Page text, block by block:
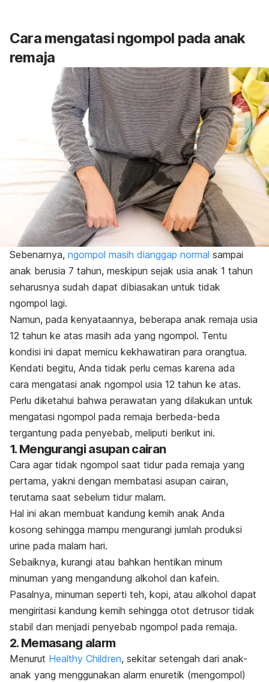
Cara mengatasi ngompol pada anak
remaja
Sebenarnya, ngompol masih dianggap normal sampai
anak berusia 7 tahun, meskipun sejak usia anak 1 tahun
seharusnya sudah dapat dibiasakan untuk tidak
ngompol lagi.
Namun, pada kenyataannya, beberapa anak remaja usia
12 tahun ke atas masih ada yang ngompol. Tentu
kondisi ini dapat memicu kekhawatiran para orangtua.
Kendati begitu, Anda tidak perlu cemas karena ada
cara mengatasi anak ngompol usia 12 tahun ke atas.
Perlu diketahui bahwa perawatan yang dilakukan untuk
mengatasi ngompol pada remaja berbeda-beda
tergantung pada penyebab, meliputi berikut ini.
1. Mengurangi asupan cairan
Cara agar tidak ngompol saat tidur pada remaja yang
pertama, yakni dengan membatasi asupan cairan,
terutama saat sebelum tidur malam.
Hal ini akan membuat kandung kemih anak Anda
kosong sehingga mampu mengurangi jumlah produksi
urine pada malam hari.
Sebaiknya, kurangi atau bahkan hentikan minum
minuman yang mengandung alkohol dan kafein.
Pasalnya, minuman seperti teh, kopi, atau alkohol dapat
mengiritasi kandung kemih sehingga otot detrusor tidak
stabil dan menjadi penyebab ngompol pada remaja.
2. Memasang alarm
Menurut Healthy Children, sekitar setengah dari anak-
anak yang menggunakan alarm enuretik (mengompol)